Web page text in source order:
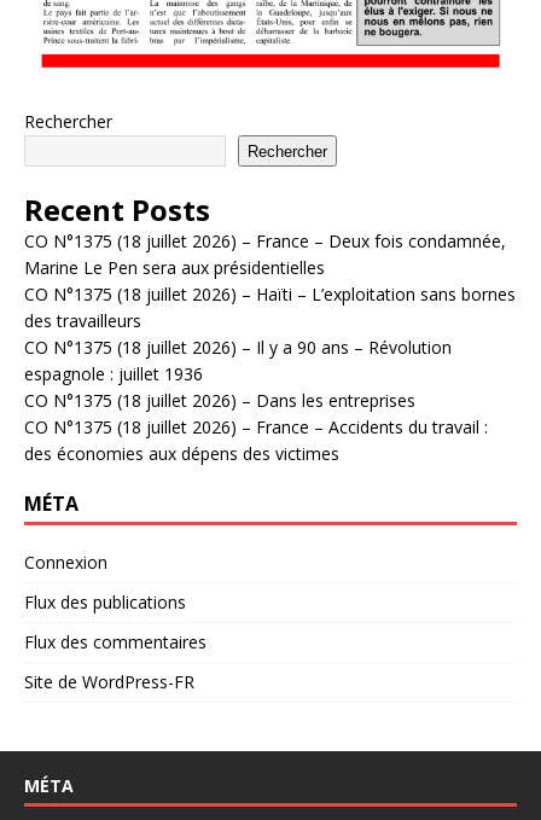
Rechercher
Rechercher
Recent Posts
CO N°1375 (18 juillet 2026) – France – Deux fois condamnée,
Marine Le Pen sera aux présidentielles
CO N°1375 (18 juillet 2026) – Haïti – L’exploitation sans bornes
des travailleurs
CO N°1375 (18 juillet 2026) – Il y a 90 ans – Révolution
espagnole : juillet 1936
CO N°1375 (18 juillet 2026) – Dans les entreprises
CO N°1375 (18 juillet 2026) – France – Accidents du travail :
des économies aux dépens des victimes
MÉTA
Connexion
Flux des publications
Flux des commentaires
Site de WordPress-FR
MÉTA